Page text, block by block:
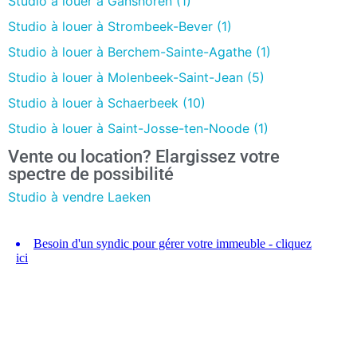
Studio à louer à Strombeek-Bever (1)
Studio à louer à Berchem-Sainte-Agathe (1)
Studio à louer à Molenbeek-Saint-Jean (5)
Studio à louer à Schaerbeek (10)
Studio à louer à Saint-Josse-ten-Noode (1)
Vente ou location? Elargissez votre
spectre de possibilité
Studio à vendre Laeken